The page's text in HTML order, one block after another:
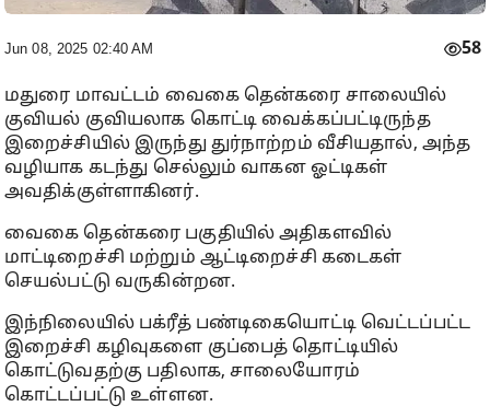
Jun 08, 2025 02:40 AM 58
மதுரை மாவட்டம் வைகை தென்கரை சாலையில்
குவியல் குவியலாக கொட்டி வைக்கப்பட்டிருந்த
இறைச்சியில் இருந்து துர்நாற்றம் வீசியதால், அந்த
வழியாக கடந்து செல்லும் வாகன ஓட்டிகள்
அவதிக்குள்ளாகினர்.
வைகை தென்கரை பகுதியில் அதிகளவில்
மாட்டிறைச்சி மற்றும் ஆட்டிறைச்சி கடைகள்
செயல்பட்டு வருகின்றன.
இந்நிலையில் பக்ரீத் பண்டிகையொட்டி வெட்டப்பட்ட
இறைச்சி கழிவுகளை குப்பைத் தொட்டியில்
கொட்டுவதற்கு பதிலாக, சாலையோரம்
கொட்டப்பட்டு உள்ளன.